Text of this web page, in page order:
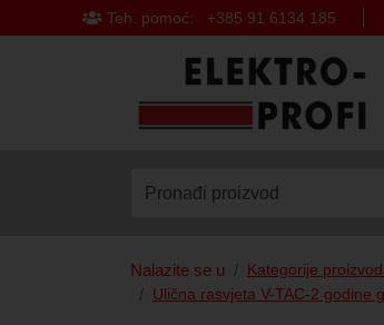
Teh. pomoć: +385 91 6134 185
Pronađi proizvod
Nalazite se u Kategorije
Ulična rasvjeta V-TAC-2 godine